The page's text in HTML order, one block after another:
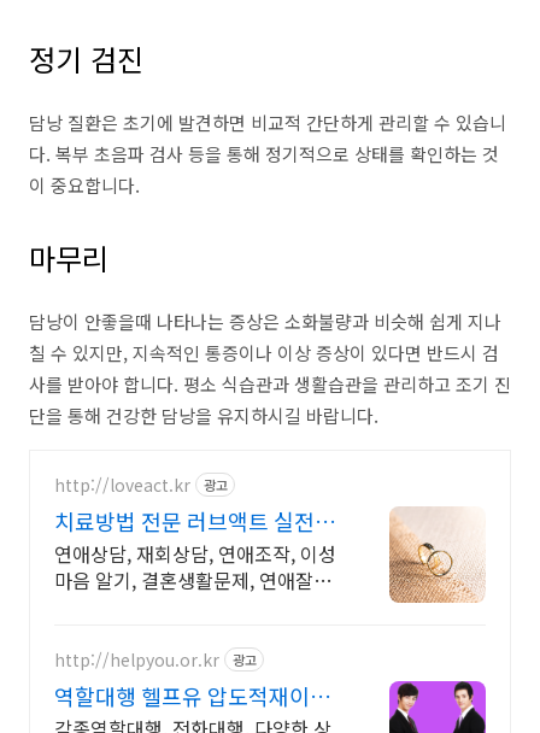
정기 검진
담낭 질환은 초기에 발견하면 비교적 간단하게 관리할 수 있습니
다. 복부 초음파 검사 등을 통해 정기적으로 상태를 확인하는 것
이 중요합니다.
마무리
담낭이 안좋을때 나타나는 증상은 소화불량과 비슷해 쉽게 지나
칠 수 있지만, 지속적인 통증이나 이상 증상이 있다면 반드시 검
사를 받아야 합니다. 평소 식습관과 생활습관을 관리하고 조기 진
단을 통해 건강한 담낭을 유지하시길 바랍니다.
http://loveact.kr 광고
치료방법 전문 러브액트 실전경
험이 가장 많은 업체
연애상담, 재회상담, 연애조작, 이성
마음 알기, 결혼생활문제, 연애잘하
의부탁드립니다.
http://helpyou.or.kr 광고
역할대행 헬프유 압도적재이용
다양하고 어려운 상황해결가능